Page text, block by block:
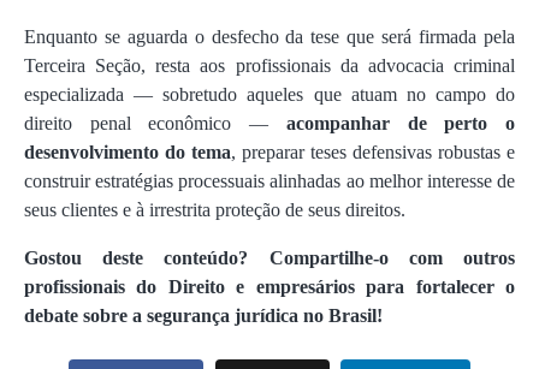
Enquanto se aguarda o desfecho da tese que será firmada pela
Terceira Seção, resta aos profissionais da advocacia criminal
especializada — sobretudo aqueles que atuam no campo do
direito penal econômico — acompanhar de perto o
desenvolvimento do tema, preparar teses defensivas robustas e
construir estratégias processuais alinhadas ao melhor interesse de
seus clientes e à irrestrita proteção de seus direitos.
Gostou deste conteúdo? Compartilhe-o com outros
profissionais do Direito e empresários para fortalecer o
debate sobre a segurança jurídica no Brasil!